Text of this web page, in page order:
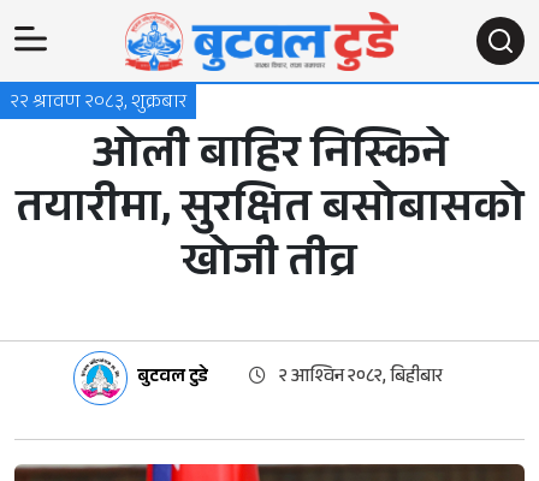
२२ श्रावण २०८३, शुक्रबार
ओली बाहिर निस्किने
तयारीमा, सुरक्षित बसोबासको
खोजी तीव्र
बुटवल टुडे २ आश्विन २०८२, बिहीबार